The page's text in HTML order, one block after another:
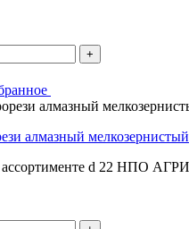
+
алмазный мелкозернистый
ассортименте d 22 НПО АГРИ